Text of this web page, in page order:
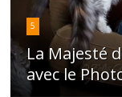
5
La Majesté
avec le